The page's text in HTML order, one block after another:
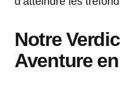
Notre
Aventure